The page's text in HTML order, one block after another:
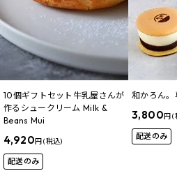
10個ギフトセット牛乳屋さんが
作るシュークリーム Milk &
Beans Mui
4,920円 (税込)
配送のみ
和かろん。
3,800円 (
配送のみ